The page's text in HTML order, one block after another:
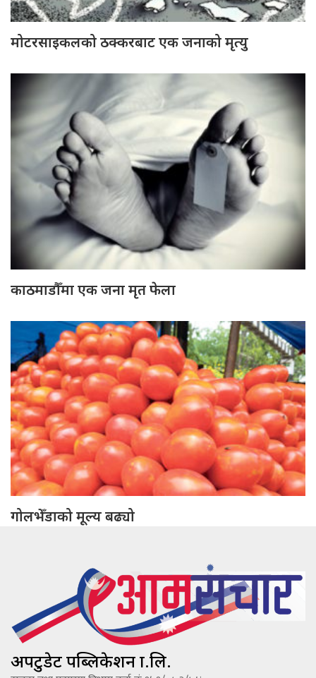
मोटरसाइकलको ठक्करबाट एक जनाको मृत्यु
काठमाडौँमा एक जना मृत फेला
गोलभेँडाको मूल्य बढ्यो
अपटुडेट पब्लिकेशन प्रा.लि.